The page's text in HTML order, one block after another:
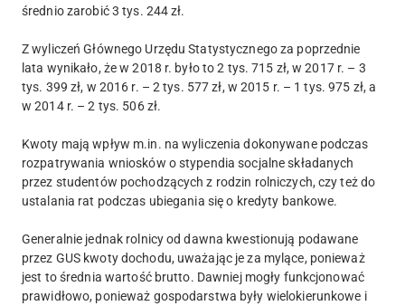
średnio zarobić 3 tys. 244 zł.
Z wyliczeń Głównego Urzędu Statystycznego za poprzednie
lata wynikało, że w 2018 r. było to 2 tys. 715 zł, w 2017 r. – 3
tys. 399 zł, w 2016 r. – 2 tys. 577 zł, w 2015 r. – 1 tys. 975 zł, a
w 2014 r. – 2 tys. 506 zł.
Kwoty mają wpływ m.in. na wyliczenia dokonywane podczas
rozpatrywania wniosków o stypendia socjalne składanych
przez studentów pochodzących z rodzin rolniczych, czy też do
ustalania rat podczas ubiegania się o kredyty bankowe.
Generalnie jednak rolnicy od dawna kwestionują podawane
przez GUS kwoty dochodu, uważając je za mylące, ponieważ
jest to średnia wartość brutto. Dawniej mogły funkcjonować
prawidłowo, ponieważ gospodarstwa były wielokierunkowe i